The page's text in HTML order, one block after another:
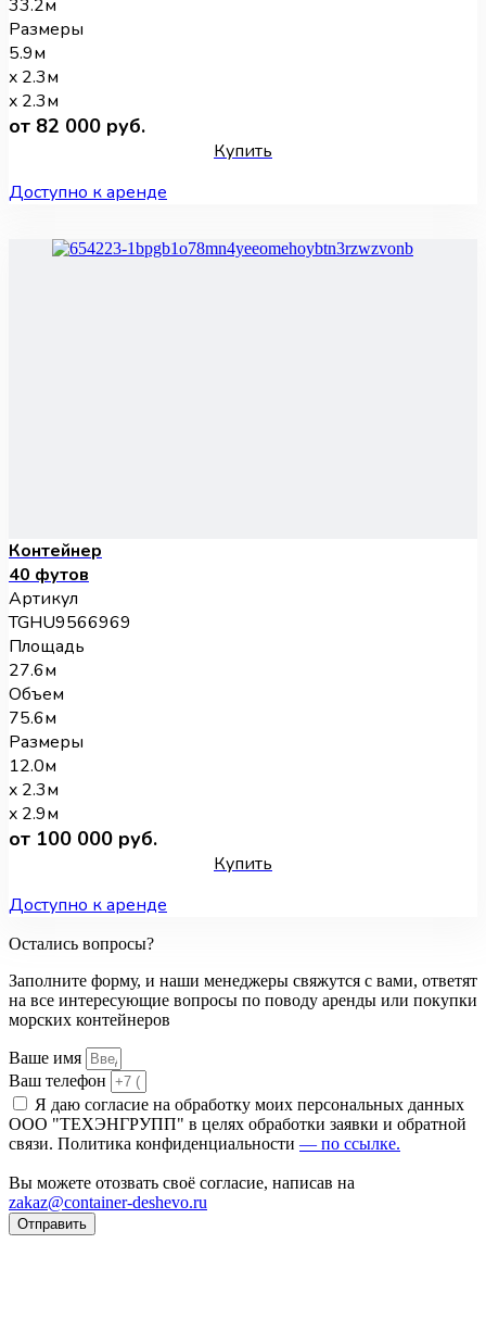
33.2м
Размеры
5.9м
x 2.3м
x 2.3м
от 82 000 руб.
Купить
Доступно к аренде
Контейнер
40 футов
Артикул
TGHU9566969
Площадь
27.6м
Объем
75.6м
Размеры
12.0м
x 2.3м
x 2.9м
от 100 000 руб.
Купить
Доступно к аренде
Остались вопросы?
Заполните форму, и наши менеджеры свяжутся с вами, ответят
на все интересующие вопросы по поводу аренды или покупки
морских контейнеров
Ваше имя
Ваш телефон
Я даю согласие на обработку моих персональных данных
ООО "ТЕХЭНГРУПП" в целях обработки заявки и обратной
связи. Политика конфиденциальности — по ссылке.
Вы можете отозвать своё согласие, написав на
zakaz@container-deshevo.ru
Отправить